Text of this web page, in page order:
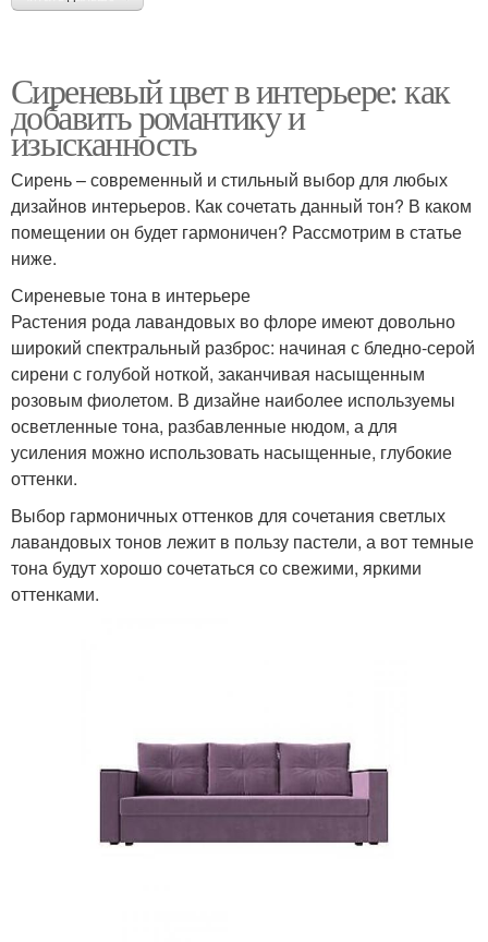
Сиреневый цвет в интерьере: как
добавить романтику и
изысканность
Сирень – современный и стильный выбор для любых
дизайнов интерьеров. Как сочетать данный тон? В каком
помещении он будет гармоничен? Рассмотрим в статье
ниже.
Сиреневые тона в интерьере
Растения рода лавандовых во флоре имеют довольно
широкий спектральный разброс: начиная с бледно-серой
сирени с голубой ноткой, заканчивая насыщенным
розовым фиолетом. В дизайне наиболее используемы
осветленные тона, разбавленные нюдом, а для
усиления можно использовать насыщенные, глубокие
оттенки.
Выбор гармоничных оттенков для сочетания светлых
лавандовых тонов лежит в пользу пастели, а вот темные
тона будут хорошо сочетаться со свежими, яркими
оттенками.